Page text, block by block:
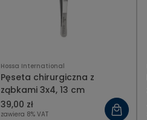
Hossa International
Pęseta chirurgiczna z
ząbkami 3x4, 13 cm
39,00 zł
zawiera 8% VAT